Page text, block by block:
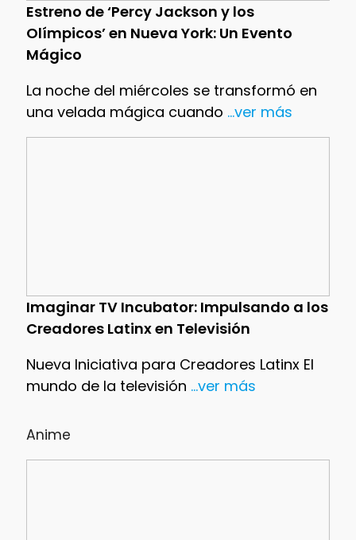
Estreno de ‘Percy Jackson y los
Olímpicos’ en Nueva York: Un Evento
Mágico
La noche del miércoles se transformó en
una velada mágica cuando ...ver más
Imaginar TV Incubator: Impulsando a los
Creadores Latinx en Televisión
Nueva Iniciativa para Creadores Latinx El
mundo de la televisión ...ver más
Anime